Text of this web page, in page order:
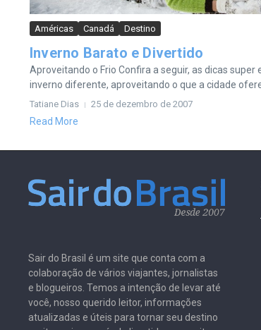
Américas Canadá Destino
Inverno Barato e Divertido
Aproveitando o Frio Confira a seguir, as dicas
inverno diferente, aproveitando o que a cidade
Tatiane Dias 25 de dezembro de 2007
Read More
Sair do Brasil é um site que conta com a
colaboração de vários viajantes, jornalistas
e blogueiros. Temos a intenção de levar até
você, nosso querido leitor, informações
atualizadas e úteis para tornar seu destino